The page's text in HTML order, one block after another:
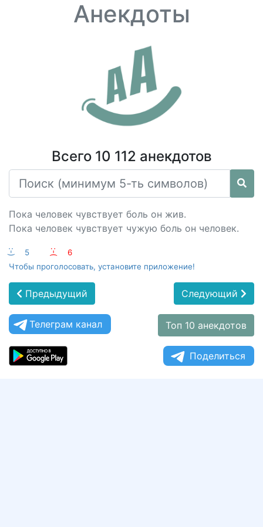
Анекдоты
Всего 10 112 анекдотов
Пока человек чувствует боль он жив.
Пока человек чувствует чужую боль он человек.
:-) 5 :-(
6
Чтобы проголосовать, установите приложение!
Предыдущий Следующий
Телеграм канал Топ 10 анекдотов
Поделиться